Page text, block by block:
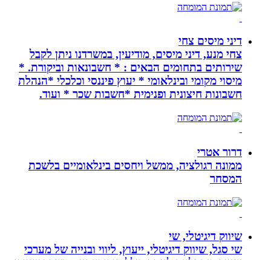
דיני מיסים צחי
צחי מנע, דיני מיסים, מודיעין, במשרדנו ניתן לקבל
שירותים בתחומים הבאים : * חשבונאות וביקורת. *
מיסוי מקומי ובינלאומי * יעוץ פיננסי וכלכלי *הנהלת
חשבונות חיצונית ופנימית *חשבות שכר * ועוד.
דרור אטרי
ממונה רגולציה, ממשל ויחסים בינלאומיים בלשכת
המסחר
שיווק דיגיטלי, שי
שי סגל, שיווק דיגיטלי, ייעוץ, ליווי ובנייה של מערכי